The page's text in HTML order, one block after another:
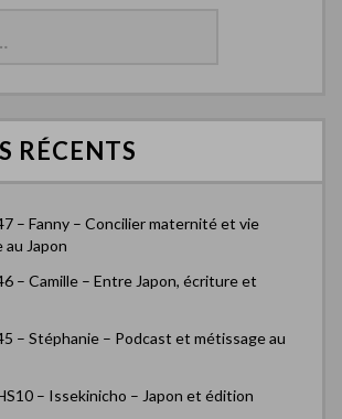
RÉCENTS
– Fanny – Concilier maternité et vie
Japon
– Camille – Entre Japon, écriture et
– Stéphanie – Podcast et métissage au
– Issekinicho – Japon et édition